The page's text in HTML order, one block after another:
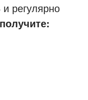
регулярно